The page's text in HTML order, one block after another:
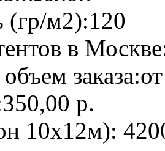
(гр/м2):120
в
заказа:
350,00 р.
10х12м):